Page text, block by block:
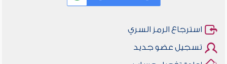
استرجاع الرمز السري
تسجيل عضو جديد